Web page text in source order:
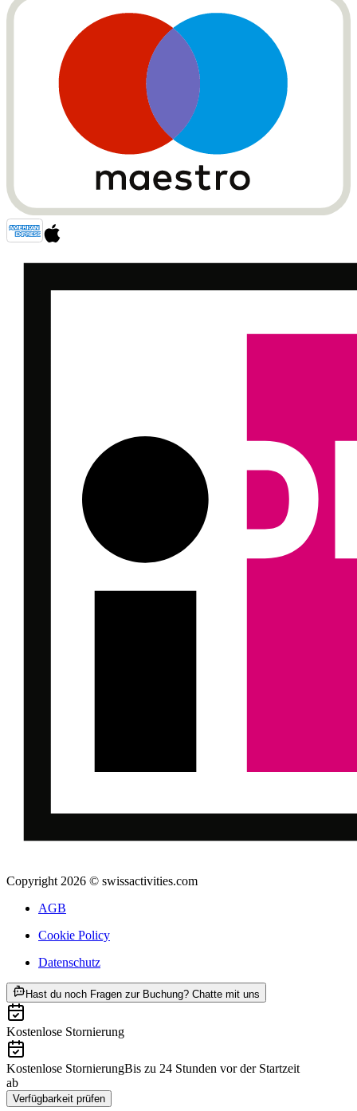
Copyright 2026 © swissactivities.com
AGB
Cookie Policy
Datenschutz
Hast du noch Fragen zur Buchung? Chatte mit uns
Kostenlose Stornierung
Kostenlose StornierungBis zu 24 Stunden vor der Startzeit
ab
Verfügbarkeit prüfen